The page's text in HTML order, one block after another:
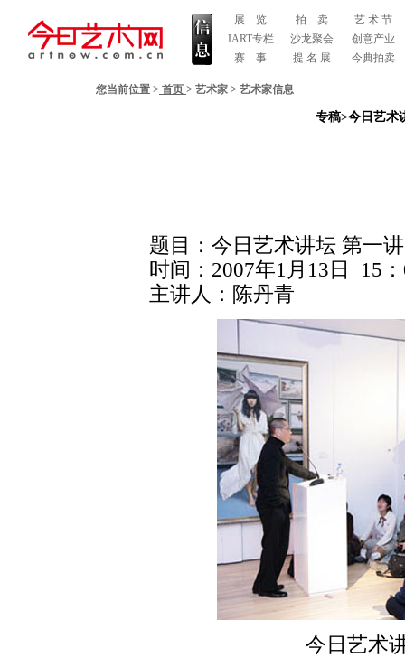
展 览
IART专栏
赛 事
拍 卖
沙龙聚会
提 名 展
艺 术 节
创意产业
今典拍卖
您当前位置 > 首页 > 艺术家 > 艺术家信息
专稿>今日艺术
题目：今日艺术讲坛 第一
时间：2007年1月13日 15
主讲人：陈丹青
今日艺术